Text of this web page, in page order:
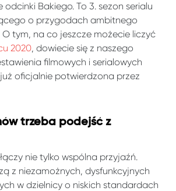
Bakiego. To 3. sezon serialu
o przygodach ambitnego
O tym, na co jeszcze możecie liczyć
2020, dowiecie się z naszego
filmowych i serialowych
oficjalnie potwierdzona przez
trzeba podejść z
nie tylko wspólna przyjaźń.
z niezamożnych, dysfunkcyjnych
w dzielnicy o niskich standardach